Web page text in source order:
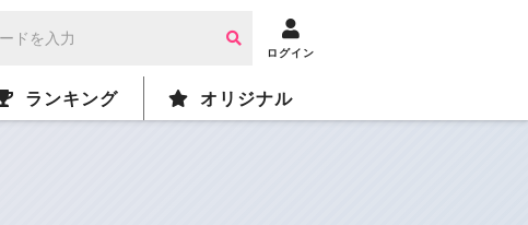
ログイン
ランキング オリジナル